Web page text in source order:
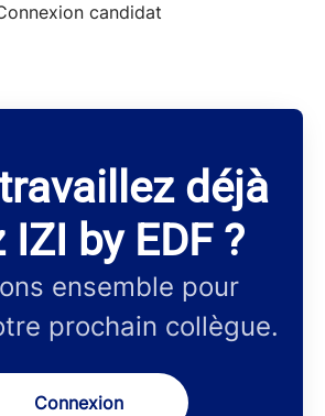
candidat
déjà
IZI by EDF ?
ensemble pour
prochain collègue.
Connexion